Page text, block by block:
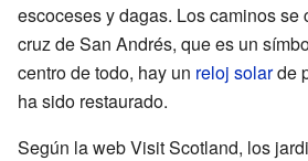
escoceses y dagas. Los caminos se
cruz de San Andrés, que es un
centro de todo, hay un reloj solarde
ha sido restaurado.
Según la web Visit Scotland, los